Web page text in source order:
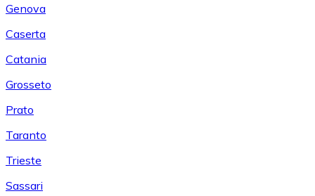
Genova
Caserta
Catania
Grosseto
Prato
Taranto
Trieste
Sassari